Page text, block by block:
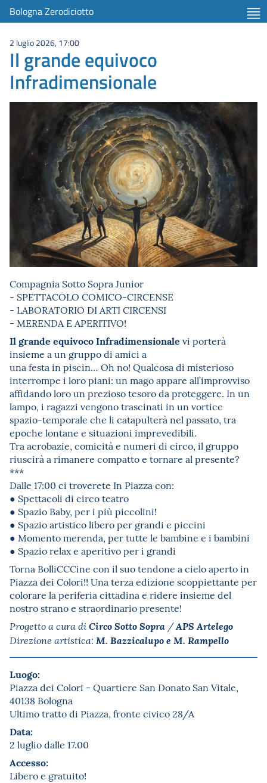
Bologna Zerodiciotto
2 luglio 2026, 17:00
Il grande equivoco
Infradimensionale
Compagnia Sotto Sopra Junior
- SPETTACOLO COMICO-CIRCENSE
- LABORATORIO DI ARTI CIRCENSI
- MERENDA E APERITIVO!
Il grande equivoco Infradimensionale vi porterà
insieme a un gruppo di amici a
una festa in piscin… Oh no! Qualcosa di misterioso
interrompe i loro piani: un mago appare all’improvviso
affidando loro un prezioso tesoro da proteggere. In un
lampo, i ragazzi vengono trascinati in un vortice
spazio-temporale che li catapulterà nel passato, tra
epoche lontane e situazioni imprevedibili.
Tra acrobazie, comicità e numeri di circo, il gruppo
riuscirà a rimanere compatto e tornare al presente?
***
Dalle 17:00 ci troverete In Piazza con:
● Spettacoli di circo teatro
● Spazio Baby, per i più piccolini!
● Spazio artistico libero per grandi e piccini
● Momento merenda, per tutte le bambine e i bambini
● Spazio relax e aperitivo per i grandi
Torna BolliCCCine con il suo tendone a cielo aperto in
Piazza dei Colori!! Una terza edizione scoppiettante per
colorare la periferia cittadina e ridere insieme del
nostro strano e straordinario presente!
Progetto a cura diCirco Sotto Sopra /APS Artelego
Direzione artistica: M. Bazzicalupo e M. Rampello
Luogo:
Piazza dei Colori - Quartiere San Donato San Vitale,
40138 Bologna
Ultimo tratto di Piazza, fronte civico 28/A
Data:
2 luglio dalle 17.00
Accesso:
Libero e gratuito!